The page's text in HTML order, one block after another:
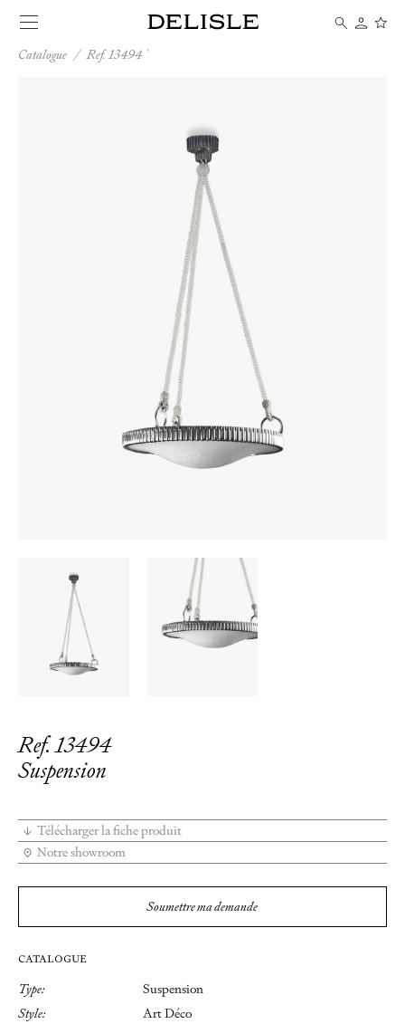
Catalogue /Ref. 13494
Ref. 13494
Suspension
Télécharger la fiche produit
Notre showroom
Soumettre ma demande
CATALOGUE
Type:
Suspension
Style:
Art Déco